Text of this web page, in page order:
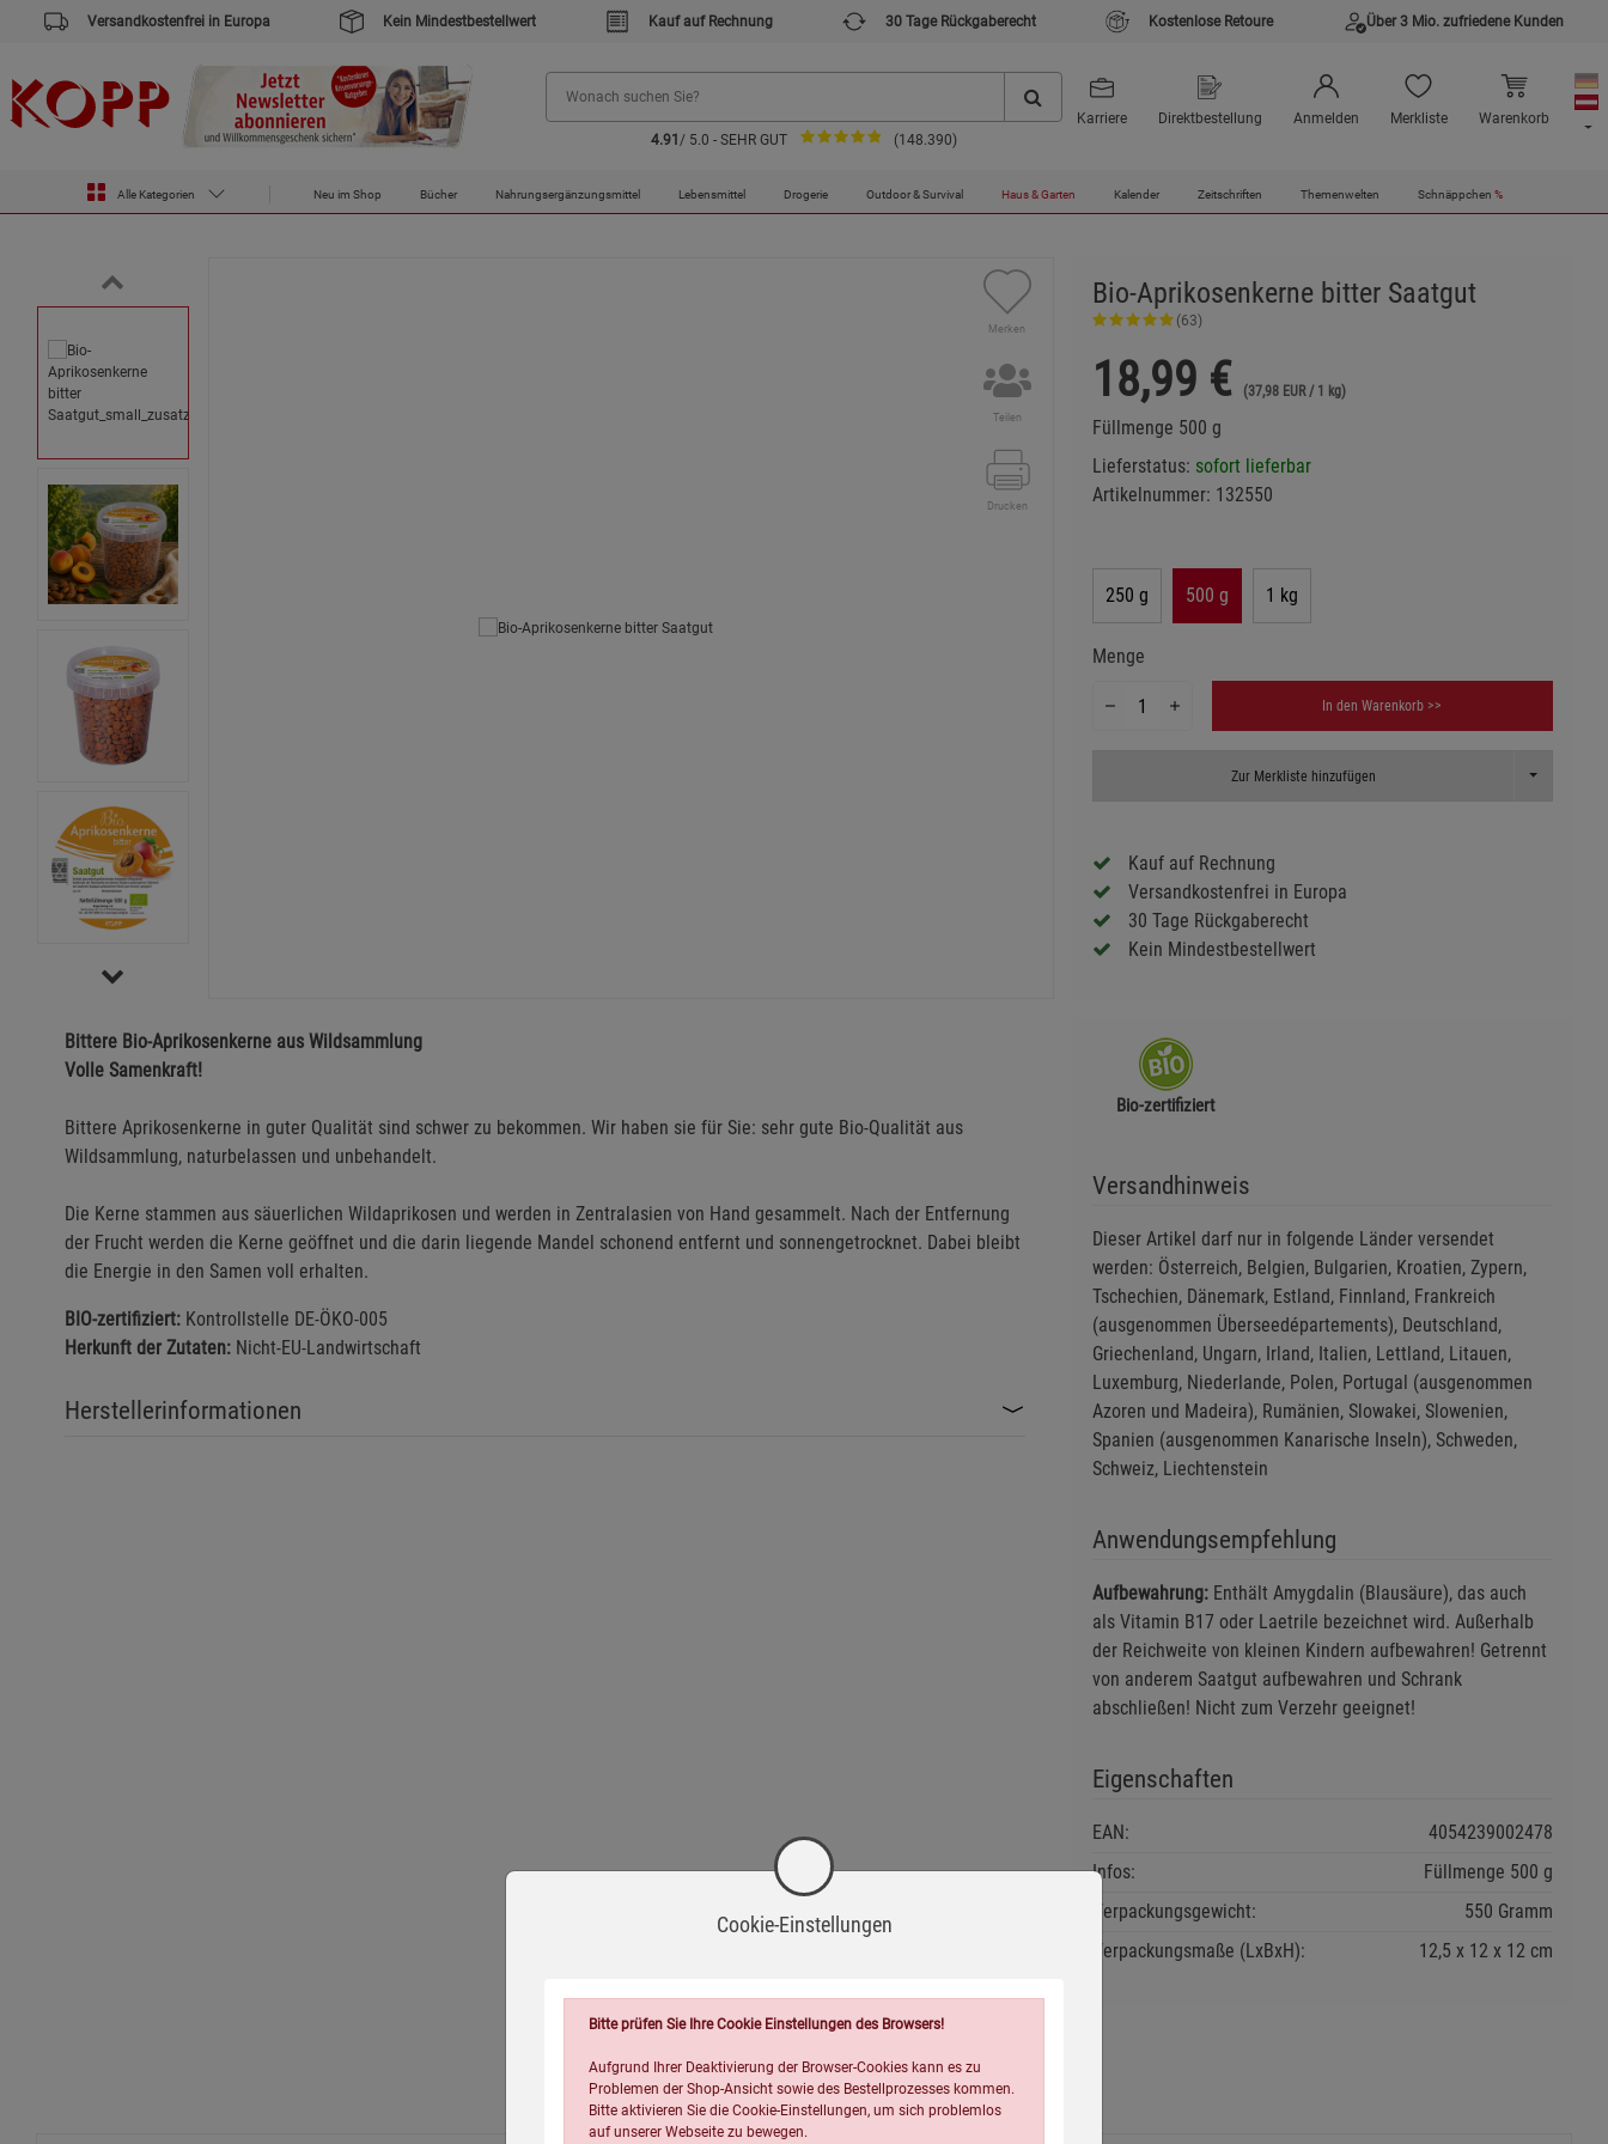
Versandkostenfrei in Europa Kein Mindestbestellwert Kauf auf Rechnung 30 Tage Rückgaberecht Kostenlose Retoure Über 3 Mio. zufriedene Kunden
4.91 / 5.0 - SEHR GUT (148.390)
Karriere Direktbestellung Anmelden Merkliste Warenkorb
Alle Kategorien Neu im Shop Bücher Nahrungsergänzungsmittel Lebensmittel Drogerie Outdoor & Survival Haus & Garten Kalender Zeitschriften Themenwelten Schnäppchen %
Zur Startseite des Kopp Verlag Online-Shop
Haus & Garten Garten Saatgut Bio-Aprikosenkerne bitter Saatgut
Merken
Teilen
Drucken
Bio-Aprikosenkerne bitter Saatgut
(63)
18,99 € (37,98 EUR / 1 kg)
Füllmenge 500 g
Lieferstatus: sofort lieferbar
Artikelnummer: 132550
250 g 500 g 1 kg
Menge
In den Warenkorb >>
Zur Merkliste hinzufügen Toggle
Kauf auf Rechnung
Versandkostenfrei in Europa
30 Tage Rückgaberecht
Kein Mindestbestellwert
Bittere Bio-Aprikosenkerne aus Wildsammlung
Volle Samenkraft!
Bittere Aprikosenkerne in guter Qualität sind schwer zu bekommen. Wir haben sie für Sie: sehr gute Bio-Qualität aus
Wildsammlung, naturbelassen und unbehandelt.
Die Kerne stammen aus säuerlichen Wildaprikosen und werden in Zentralasien von Hand gesammelt. Nach der Entfernung
der Frucht werden die Kerne geöffnet und die darin liegende Mandel schonend entfernt und sonnengetrocknet. Dabei bleibt
die Energie in den Samen voll erhalten.
BIO-zertifiziert: Kontrollstelle DE-ÖKO-005
Herkunft der Zutaten: Nicht-EU-Landwirtschaft
Herstellerinformationen
Bio-zertifiziert
Versandhinweis
Dieser Artikel darf nur in folgende Länder versendet
werden: Österreich, Belgien, Bulgarien, Kroatien, Zypern,
Tschechien, Dänemark, Estland, Finnland, Frankreich
(ausgenommen Überseedépartements), Deutschland,
Griechenland, Ungarn, Irland, Italien, Lettland, Litauen,
Luxemburg, Niederlande, Polen, Portugal (ausgenommen
Azoren und Madeira), Rumänien, Slowakei, Slowenien,
Spanien (ausgenommen Kanarische Inseln), Schweden,
Schweiz, Liechtenstein
Anwendungsempfehlung
Aufbewahrung:Enthält Amygdalin (Blausäure), das auch
als Vitamin B17 oder Laetrile bezeichnet wird. Außerhalb
der Reichweite von kleinen Kindern aufbewahren! Getrennt
von anderem Saatgut aufbewahren und Schrank
abschließen! Nicht zum Verzehr geeignet!
Eigenschaften
EAN:
4054239002478
Infos:
Füllmenge 500 g
Verpackungsgewicht:
550 Gramm
Verpackungsmaße (LxBxH):
12,5 12 12cm
Wird oft zusammen bestellt:
Cookie-Einstellungen
Bitte prüfen Sie Ihre Cookie Einstellungen des Browsers!
Aufgrund Ihrer Deaktivierung der Browser-Cookies kann es zu
Problemen der Shop-Ansicht sowie des Bestellprozesses kommen.
Bitte aktivieren Sie die Cookie-Einstellungen, um sich problemlos
auf unserer Webseite zu bewegen.